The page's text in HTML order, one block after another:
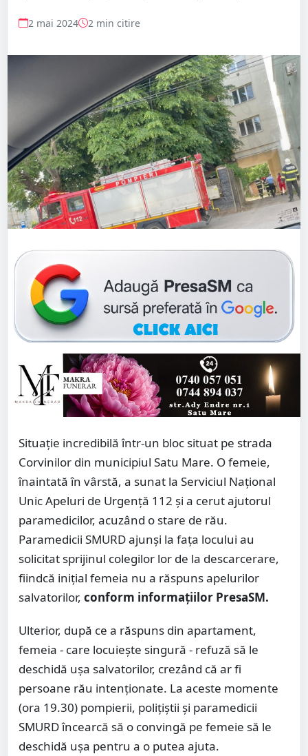
2 mai 2024 2 min citire
Situație incredibilă într-un bloc situat pe strada
Corvinilor din municipiul Satu Mare. O femeie,
înaintată în vârstă, a sunat la Serviciul Național
Unic Apeluri de Urgență 112 și a cerut ajutorul
paramedicilor, acuzând o stare de rău.
Paramedicii SMURD ajunși la fața locului au
solicitat sprijinul colegilor lor de la descarcerare,
fiindcă inițial femeia nu a răspuns apelurilor
salvatorilor, conform informațiilor PresaSM.
Ulterior, după ce a răspuns din apartament,
femeia - care locuiește singură - refuză să le
deschidă ușa salvatorilor, crezând că ar fi
persoane rău intenționate. La aceste momente
(ora 19.30) pompierii, polițiștii și paramedicii
SMURD încearcă să o convingă pe femeie să le
deschidă ușa pentru a o putea ajuta.